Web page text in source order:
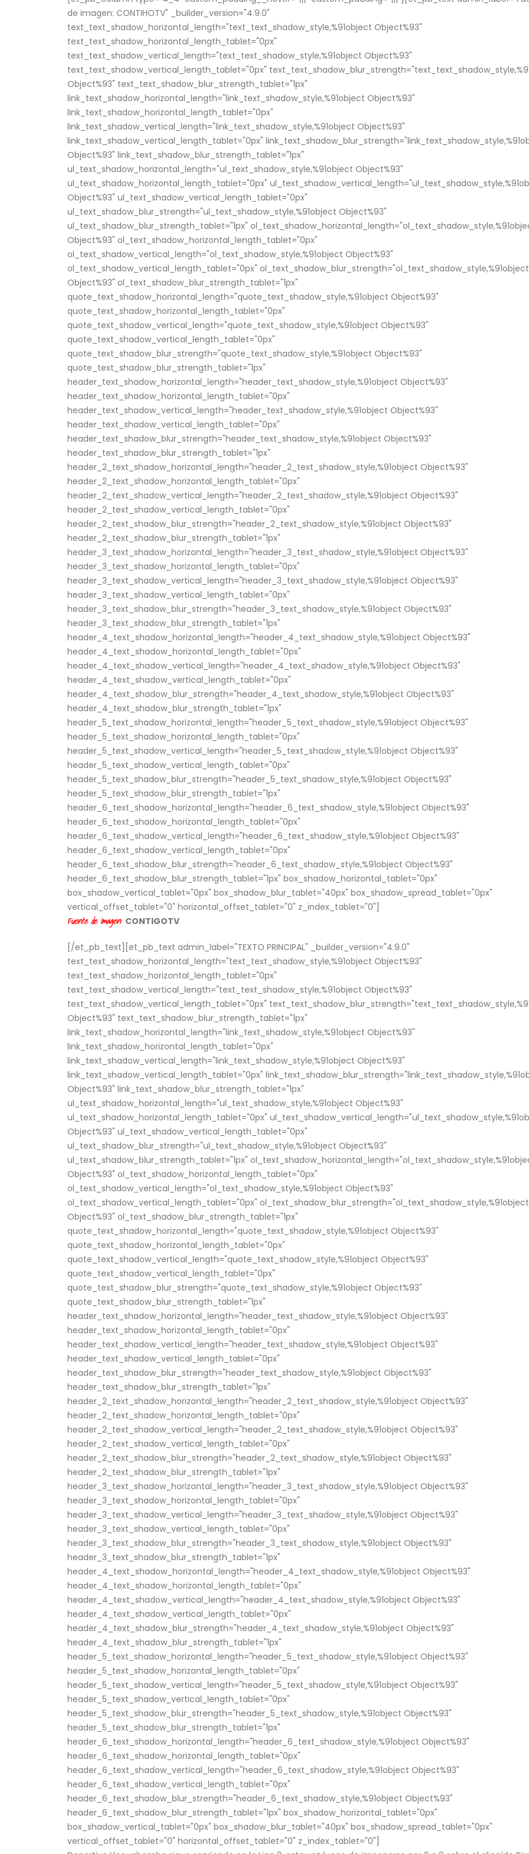
de imagen: CONTIHOTV" _builder_version="4.9.0"
text_text_shadow_horizontal_length="text_text_shadow_style,%91object Object%93"
text_text_shadow_horizontal_length_tablet="0px"
text_text_shadow_vertical_length="text_text_shadow_style,%91object Object%93"
text_text_shadow_vertical_length_tablet="0px"
Object%93" text_text_shadow_blur_strength_tablet="1px"
link_text_shadow_horizontal_length="link_text_shadow_style,%91object Object%93"
link_text_shadow_horizontal_length_tablet="0px"
link_text_shadow_vertical_length="link_text_shadow_style,%91object Object%93"
link_text_shadow_vertical_length_tablet="0px"
Object%93" link_text_shadow_blur_strength_tablet="1px"
ul_text_shadow_horizontal_length="ul_text_shadow_style,%91object Object%93"
ul_text_shadow_horizontal_length_tablet="0px"
Object%93" ul_text_shadow_vertical_length_tablet="0px"
ul_text_shadow_blur_strength="ul_text_shadow_style,%91object Object%93"
ul_text_shadow_blur_strength_tablet="1px"
Object%93" ol_text_shadow_horizontal_length_tablet="0px"
ol_text_shadow_vertical_length="ol_text_shadow_style,%91object Object%93"
ol_text_shadow_vertical_length_tablet="0px" ol_text_shadow_blur_strength="ol_text_shadow_style,%91object
Object%93" ol_text_shadow_blur_strength_tablet="1px"
quote_text_shadow_horizontal_length="quote_text_shadow_style,%91object Object%93"
quote_text_shadow_horizontal_length_tablet="0px"
quote_text_shadow_vertical_length="quote_text_shadow_style,%91object Object%93"
quote_text_shadow_vertical_length_tablet="0px"
quote_text_shadow_blur_strength="quote_text_shadow_style,%91object Object%93"
quote_text_shadow_blur_strength_tablet="1px"
header_text_shadow_horizontal_length="header_text_shadow_style,%91object Object%93"
header_text_shadow_horizontal_length_tablet="0px"
header_text_shadow_vertical_length="header_text_shadow_style,%91object Object%93"
header_text_shadow_vertical_length_tablet="0px"
header_text_shadow_blur_strength="header_text_shadow_style,%91object Object%93"
header_text_shadow_blur_strength_tablet="1px"
header_2_text_shadow_horizontal_length="header_2_text_shadow_style,%91object Object%93"
header_2_text_shadow_horizontal_length_tablet="0px"
header_2_text_shadow_vertical_length="header_2_text_shadow_style,%91object Object%93"
header_2_text_shadow_vertical_length_tablet="0px"
header_2_text_shadow_blur_strength="header_2_text_shadow_style,%91object Object%93"
header_2_text_shadow_blur_strength_tablet="1px"
header_3_text_shadow_horizontal_length="header_3_text_shadow_style,%91object Object%93"
header_3_text_shadow_horizontal_length_tablet="0px"
header_3_text_shadow_vertical_length="header_3_text_shadow_style,%91object Object%93"
header_3_text_shadow_vertical_length_tablet="0px"
header_3_text_shadow_blur_strength="header_3_text_shadow_style,%91object Object%93"
header_3_text_shadow_blur_strength_tablet="1px"
header_4_text_shadow_horizontal_length="header_4_text_shadow_style,%91object Object%93"
header_4_text_shadow_horizontal_length_tablet="0px"
header_4_text_shadow_vertical_length="header_4_text_shadow_style,%91object Object%93"
header_4_text_shadow_vertical_length_tablet="0px"
header_4_text_shadow_blur_strength="header_4_text_shadow_style,%91object Object%93"
header_4_text_shadow_blur_strength_tablet="1px"
header_5_text_shadow_horizontal_length="header_5_text_shadow_style,%91object Object%93"
header_5_text_shadow_horizontal_length_tablet="0px"
header_5_text_shadow_vertical_length="header_5_text_shadow_style,%91object Object%93"
header_5_text_shadow_vertical_length_tablet="0px"
header_5_text_shadow_blur_strength="header_5_text_shadow_style,%91object Object%93"
header_5_text_shadow_blur_strength_tablet="1px"
header_6_text_shadow_horizontal_length="header_6_text_shadow_style,%91object Object%93"
header_6_text_shadow_horizontal_length_tablet="0px"
header_6_text_shadow_vertical_length="header_6_text_shadow_style,%91object Object%93"
header_6_text_shadow_vertical_length_tablet="0px"
header_6_text_shadow_blur_strength="header_6_text_shadow_style,%91object Object%93"
header_6_text_shadow_blur_strength_tablet="1px" box_shadow_horizontal_tablet="0px"
box_shadow_vertical_tablet="0px" box_shadow_blur_tablet="40px" box_shadow_spread_tablet="0px"
vertical_offset_tablet="0" horizontal_offset_tablet="0" z_index_tablet="0"]
Fuente de imagen: CONTIGOTV
[/et_pb_text][et_pb_text admin_label="TEXTO PRINCIPAL" _builder_version="4.9.0"
text_text_shadow_horizontal_length="text_text_shadow_style,%91object Object%93"
text_text_shadow_horizontal_length_tablet="0px"
text_text_shadow_vertical_length="text_text_shadow_style,%91object Object%93"
text_text_shadow_vertical_length_tablet="0px"
Object%93" text_text_shadow_blur_strength_tablet="1px"
link_text_shadow_horizontal_length="link_text_shadow_style,%91object Object%93"
link_text_shadow_horizontal_length_tablet="0px"
link_text_shadow_vertical_length="link_text_shadow_style,%91object Object%93"
link_text_shadow_vertical_length_tablet="0px"
Object%93" link_text_shadow_blur_strength_tablet="1px"
ul_text_shadow_horizontal_length="ul_text_shadow_style,%91object Object%93"
ul_text_shadow_horizontal_length_tablet="0px"
Object%93" ul_text_shadow_vertical_length_tablet="0px"
ul_text_shadow_blur_strength="ul_text_shadow_style,%91object Object%93"
ul_text_shadow_blur_strength_tablet="1px"
Object%93" ol_text_shadow_horizontal_length_tablet="0px"
ol_text_shadow_vertical_length="ol_text_shadow_style,%91object Object%93"
ol_text_shadow_vertical_length_tablet="0px" ol_text_shadow_blur_strength="ol_text_shadow_style,%91object
Object%93" ol_text_shadow_blur_strength_tablet="1px"
quote_text_shadow_horizontal_length="quote_text_shadow_style,%91object Object%93"
quote_text_shadow_horizontal_length_tablet="0px"
quote_text_shadow_vertical_length="quote_text_shadow_style,%91object Object%93"
quote_text_shadow_vertical_length_tablet="0px"
quote_text_shadow_blur_strength="quote_text_shadow_style,%91object Object%93"
quote_text_shadow_blur_strength_tablet="1px"
header_text_shadow_horizontal_length="header_text_shadow_style,%91object Object%93"
header_text_shadow_horizontal_length_tablet="0px"
header_text_shadow_vertical_length="header_text_shadow_style,%91object Object%93"
header_text_shadow_vertical_length_tablet="0px"
header_text_shadow_blur_strength="header_text_shadow_style,%91object Object%93"
header_text_shadow_blur_strength_tablet="1px"
header_2_text_shadow_horizontal_length="header_2_text_shadow_style,%91object Object%93"
header_2_text_shadow_horizontal_length_tablet="0px"
header_2_text_shadow_vertical_length="header_2_text_shadow_style,%91object Object%93"
header_2_text_shadow_vertical_length_tablet="0px"
header_2_text_shadow_blur_strength="header_2_text_shadow_style,%91object Object%93"
header_2_text_shadow_blur_strength_tablet="1px"
header_3_text_shadow_horizontal_length="header_3_text_shadow_style,%91object Object%93"
header_3_text_shadow_horizontal_length_tablet="0px"
header_3_text_shadow_vertical_length="header_3_text_shadow_style,%91object Object%93"
header_3_text_shadow_vertical_length_tablet="0px"
header_3_text_shadow_blur_strength="header_3_text_shadow_style,%91object Object%93"
header_3_text_shadow_blur_strength_tablet="1px"
header_4_text_shadow_horizontal_length="header_4_text_shadow_style,%91object Object%93"
header_4_text_shadow_horizontal_length_tablet="0px"
header_4_text_shadow_vertical_length="header_4_text_shadow_style,%91object Object%93"
header_4_text_shadow_vertical_length_tablet="0px"
header_4_text_shadow_blur_strength="header_4_text_shadow_style,%91object Object%93"
header_4_text_shadow_blur_strength_tablet="1px"
header_5_text_shadow_horizontal_length="header_5_text_shadow_style,%91object Object%93"
header_5_text_shadow_horizontal_length_tablet="0px"
header_5_text_shadow_vertical_length="header_5_text_shadow_style,%91object Object%93"
header_5_text_shadow_vertical_length_tablet="0px"
header_5_text_shadow_blur_strength="header_5_text_shadow_style,%91object Object%93"
header_5_text_shadow_blur_strength_tablet="1px"
header_6_text_shadow_horizontal_length="header_6_text_shadow_style,%91object Object%93"
header_6_text_shadow_horizontal_length_tablet="0px"
header_6_text_shadow_vertical_length="header_6_text_shadow_style,%91object Object%93"
header_6_text_shadow_vertical_length_tablet="0px"
header_6_text_shadow_blur_strength="header_6_text_shadow_style,%91object Object%93"
header_6_text_shadow_blur_strength_tablet="1px" box_shadow_horizontal_tablet="0px"
box_shadow_vertical_tablet="0px" box_shadow_blur_tablet="40px" box_shadow_spread_tablet="0px"
vertical_offset_tablet="0" horizontal_offset_tablet="0" z_index_tablet="0"]
León XIV: “Será un mensaje de
esperanza para el Perú”
5 de agosto de 2026
Incendio forestal interrumpe
el acceso ferroviario a Machu
Picchu y afecta el traslado de
turistas
5 de agosto de 2026
de agosto
5 de agosto de 2026
Rafael López Aliaga evita
revelar los motivos de la
renuncia de Luis Rubio y
califica las especulaciones de
“infames”
4 de agosto de 2026
5 de agosto de 2026
el acceso